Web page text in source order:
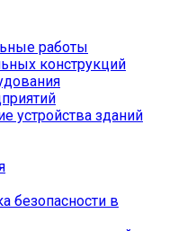
работы
конструкций
устройства зданий
безопасности в